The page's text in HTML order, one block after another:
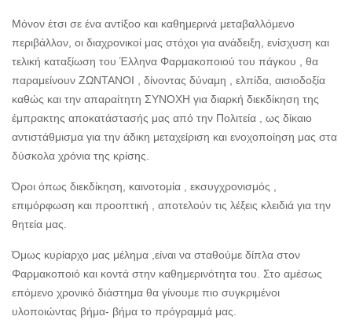
Μόνον έτσι σε ένα αντίξοο και καθημερινά μεταβαλλόμενο
περιβάλλον, οι διαχρονικοί μας στόχοι για ανάδειξη, ενίσχυση και
τελική καταξίωση του Έλληνα Φαρμακοποιού του πάγκου , θα
παραμείνουν ΖΩΝΤΑΝΟΙ , δίνοντας δύναμη , ελπίδα, αισιοδοξία
καθώς και την απαραίτητη ΣΥΝΟΧΗ για διαρκή διεκδίκηση της
έμπρακτης αποκατάστασής μας από την Πολιτεία , ως δίκαιο
αντιστάθμισμα για την άδικη μεταχείριση και ενοχοποίηση μας στα
δύσκολα χρόνια της κρίσης.
Όροι όπως διεκδίκηση, καινοτομία , εκσυγχρονισμός ,
επιμόρφωση και προοπτική , αποτελούν τις λέξεις κλειδιά για την
θητεία μας.
Όμως κυρίαρχο μας μέλημα ,είναι να σταθούμε δίπλα στον
Φαρμακοποιό και κοντά στην καθημερινότητα του. Στο αμέσως
επόμενο χρονικό διάστημα θα γίνουμε πιο συγκριμένοι
υλοποιώντας βήμα- βήμα το πρόγραμμά μας.